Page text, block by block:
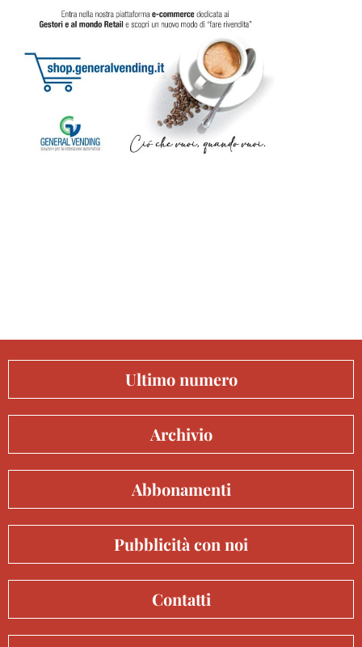
Ultimo numero
Archivio
Abbonamenti
Pubblicità con noi
Contatti